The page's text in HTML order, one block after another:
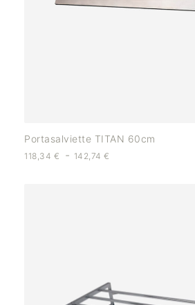
Portasalviette TITAN 60cm
118,34 € - 142,74€